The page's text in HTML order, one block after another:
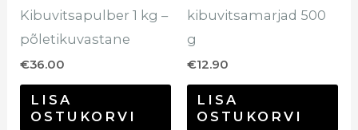
Kibuvitsapulber 1 kg –
põletikuvastane
€36.00
LISA
OSTUKORVI
kibuvitsamarjad 500
g
€12.90
LISA
OSTUKORVI